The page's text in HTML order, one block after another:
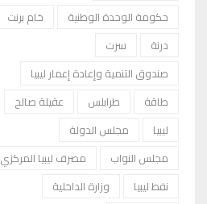
حكومة الوحدة الوطنية
خام برنت
درنة
سرت
صندوق التنمية وإعادة إعمار ليبيا
طاقة
طرابلس
عقيلة صالح
ليبيا
مجلس الدولة
مجلس النواب
مصرف ليبيا المركزي
نفط ليبيا
وزارة الداخلية